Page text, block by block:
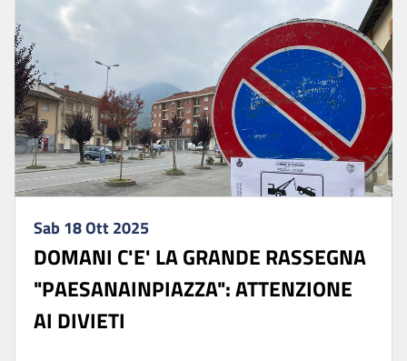
Sab 18 Ott 2025
DOMANI C'E' LA GRANDE RASSEGNA
"PAESANAINPIAZZA": ATTENZIONE
AI DIVIETI